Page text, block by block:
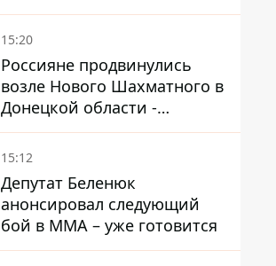
причинах
15:20
Россияне продвинулись
возле Нового Шахматного в
Донецкой области -
DeepState
15:12
Депутат Беленюк
анонсировал следующий
бой в ММА – уже готовится